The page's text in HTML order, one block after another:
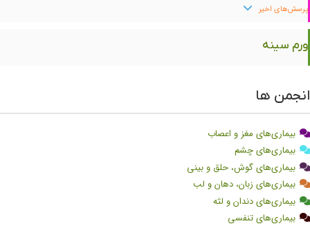
پرسش‌های اخیر
ورم سینه
انجمن ها
بیماری‌های مغز و اعصاب
بیماری‌های چشم
بیماری‌های گوش، حلق و بینی
بیماری‌های زبان، دهان و لب
بیماری‌های دندان و لثه
بیماری‌های تنفسی